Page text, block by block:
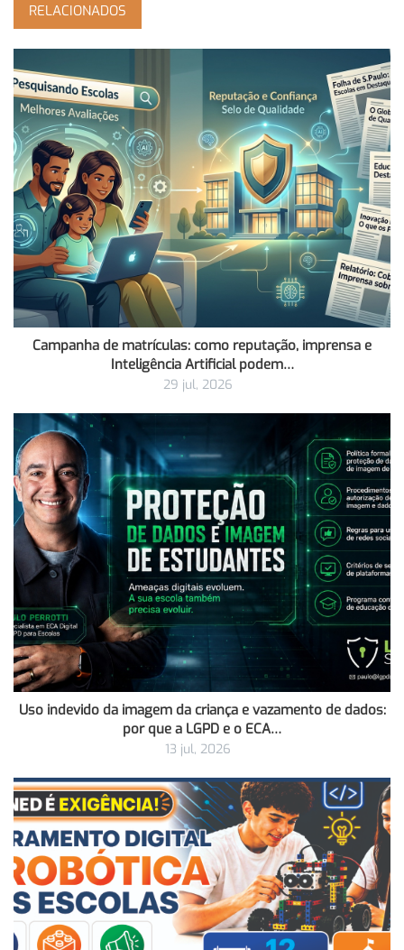
RELACIONADOS
Campanha de matrículas: como reputação, imprensa e
Inteligência Artificial podem…
29 jul, 2026
Uso indevido da imagem da criança e vazamento de dados:
por que a LGPD e o ECA…
13 jul, 2026